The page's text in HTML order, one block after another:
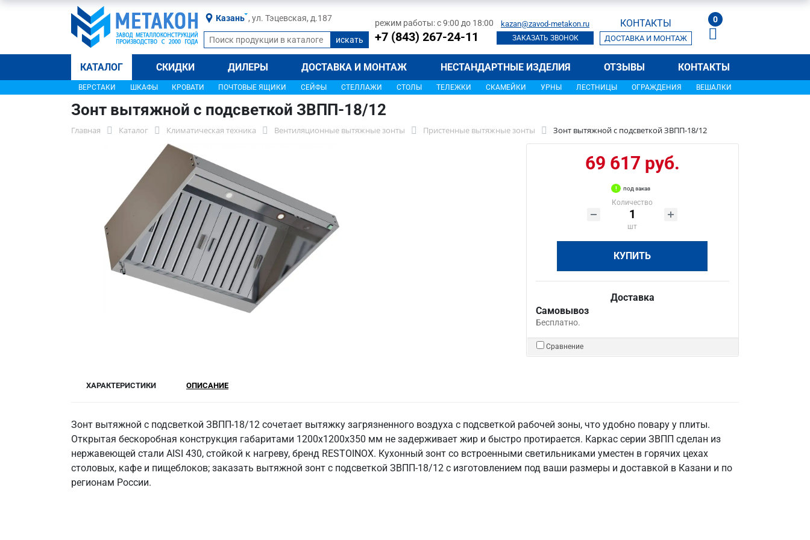
Казань , ул. Тэцевская, д.187 режим работы: с 9:00 до 18:00
+7 (843) 267-24-11
kazan@zavod-metakon.ru
ЗАКАЗАТЬ ЗВОНОК
КОНТАКТЫ
ДОСТАВКА И МОНТАЖ
0
КАТАЛОГ СКИДКИ ДИЛЕРЫ ДОСТАВКА И МОНТАЖ НЕСТАНДАРТНЫЕ ИЗДЕЛИЯ ОТЗЫВЫ КОНТАКТЫ
ВЕРСТАКИ ШКАФЫ КРОВАТИ ПОЧТОВЫЕ ЯЩИКИ СЕЙФЫ СТЕЛЛАЖИ СТОЛЫ ТЕЛЕЖКИ СКАМЕЙКИ УРНЫ ЛЕСТНИЦЫ ОГРАЖДЕНИЯ ВЕШАЛКИ
Зонт вытяжной с подсветкой ЗВПП-18/12
Главная Каталог Климатическая техника Вентиляционные вытяжные зонты Пристенные вытяжные зонты Зонт вытяжной с подсветкой ЗВПП-18/12
69 617 руб.
под заказ
Количество
шт
КУПИТЬ
Доставка
Самовывоз
Бесплатно.
Сравнение
ХАРАКТЕРИСТИКИ ОПИСАНИЕ
Зонт вытяжной с подсветкой ЗВПП-18/12 сочетает вытяжку загрязненного воздуха с подсветкой рабочей зоны, что удобно повару у плиты.
Открытая бескоробная конструкция габаритами 1200х1200х350 мм не задерживает жир и быстро протирается. Каркас серии ЗВПП сделан из
нержавеющей стали AISI 430, стойкой к нагреву, бренд RESTOINOX. Кухонный зонт со встроенными светильниками уместен в горячих цехах
столовых, кафе и пищеблоков; заказать вытяжной зонт с подсветкой ЗВПП-18/12 с изготовлением под ваши размеры и доставкой в Казани и по
регионам России.